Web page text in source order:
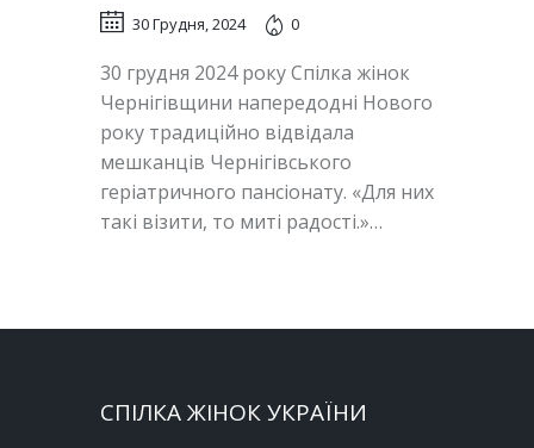
30 Грудня, 2024 0
30 грудня 2024 року Спілка жінок
Чернігівщини напередодні Нового
року традиційно відвідала
мешканців Чернігівського
геріатричного пансіонату. «Для них
такі візити, то миті радості.»…
СПІЛКА ЖІНОК УКРАЇНИ